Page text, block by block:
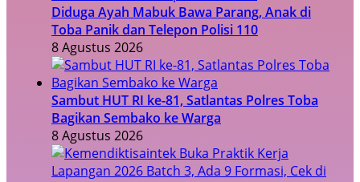
Diduga Ayah Mabuk Bawa Parang, Anak di
Toba Panik dan Telepon Polisi 110
8 Agustus 2026
Sambut HUT RI ke-81, Satlantas Polres Toba
Bagikan Sembako ke Warga
8 Agustus 2026